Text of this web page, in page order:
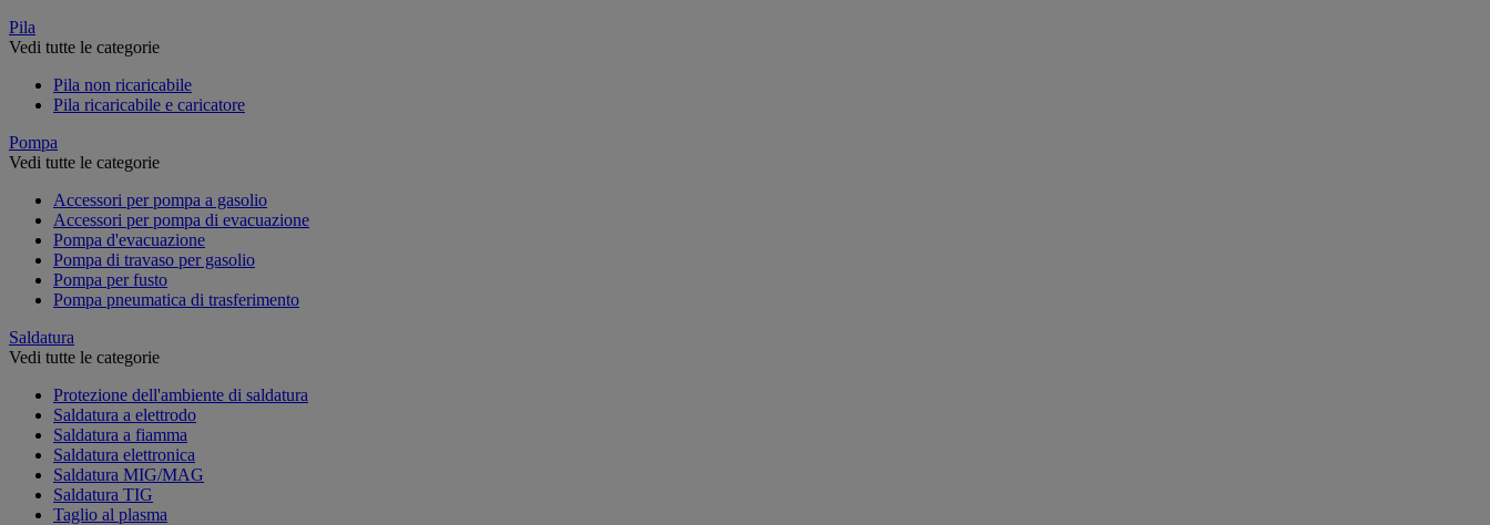
Pila
Vedi tutte le categorie
Pila non ricaricabile
Pila ricaricabile e caricatore
Pompa
Vedi tutte le categorie
Accessori per pompa a gasolio
Accessori per pompa di evacuazione
Pompa d'evacuazione
Pompa di travaso per gasolio
Pompa per fusto
Pompa pneumatica di trasferimento
Saldatura
Vedi tutte le categorie
Protezione dell'ambiente di saldatura
Saldatura a elettrodo
Saldatura a fiamma
Saldatura elettronica
Saldatura MIG/MAG
Saldatura TIG
Taglio al plasma